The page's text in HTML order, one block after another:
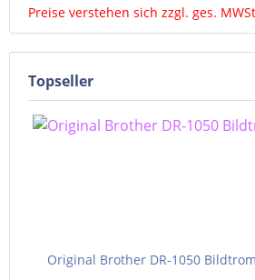
Preise verstehen sich zzgl. ges.
Topseller
Original Brother DR-1050